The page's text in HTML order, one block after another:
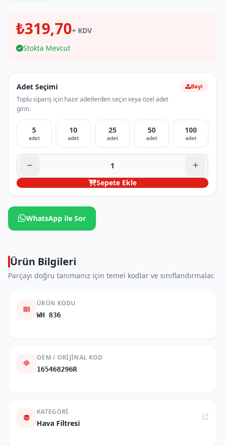
₺319,70+ KDV
Stokta Mevcut
Adet Seçimi
Toplu sipariş için hazır adetlerden seçin veya özel adet
girin.
Bayi
5
adet
10
adet
25
adet
50
adet
100
adet
Sepete Ekle
WhatsApp ile Sor
Ürün Bilgileri
Parçayı doğru tanımanız için temel kodlar ve sınıflandırmalar.
ÜRÜN KODU
WH 836
OEM / ORIJINAL KOD
165468296R
KATEGORI
Hava Filtresi